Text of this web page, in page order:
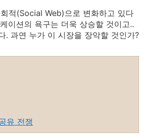
적(Social Web)으로 변화하고 있다
이션의 욕구는 더욱 상승할 것이고..
. 과연 누가 이 시장을 장악할 것인가?
유 전쟁